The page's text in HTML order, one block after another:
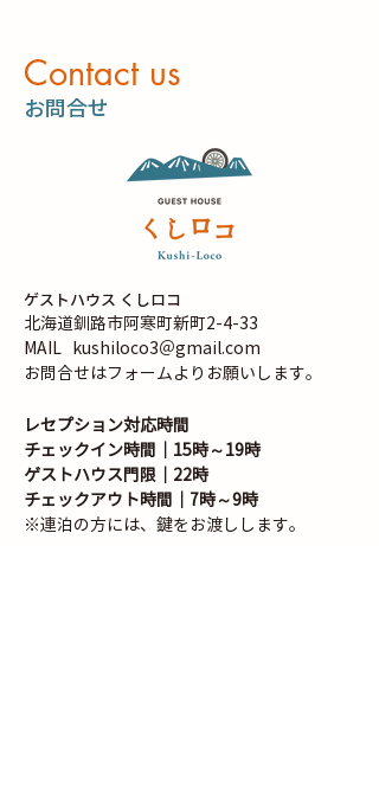
​Contact us
​お問合せ
ゲストハウス くしロコ
北海道釧路市阿寒町新町2-4-33
MAIL
kushiloco3＠gmail.com
お問合せはフォームよりお願いします。
レセプション対応時間
チェックイン時間｜15時～19時
ゲストハウス門限｜22時
チェックアウト時間｜7時～9時
※連泊の方には、鍵をお渡しします。